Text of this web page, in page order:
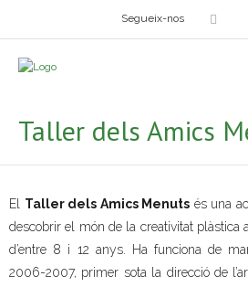
Segueix-nos
- Exposicions
- Taller dels Amics Menuts
- Espai Niu – Residències artístiques
Taller dels Amics
El Taller dels Amics Menuts és una
descobrir el món de la creativitat plàstica
d’entre 8 i 12 anys. Ha funciona de
2006-2007, primer sota la direcció de